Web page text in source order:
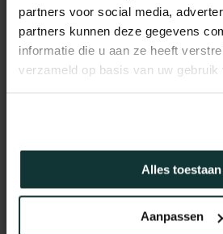
partners voor social media,
partners kunnen deze gegevens
informatie die u aan ze heeft
verzameld op basis van uw gebruik
Alles toestaan
Aanpassen
Vochtwerend
voorgelakt
(90x12mm)
GRATIS PLINTEN